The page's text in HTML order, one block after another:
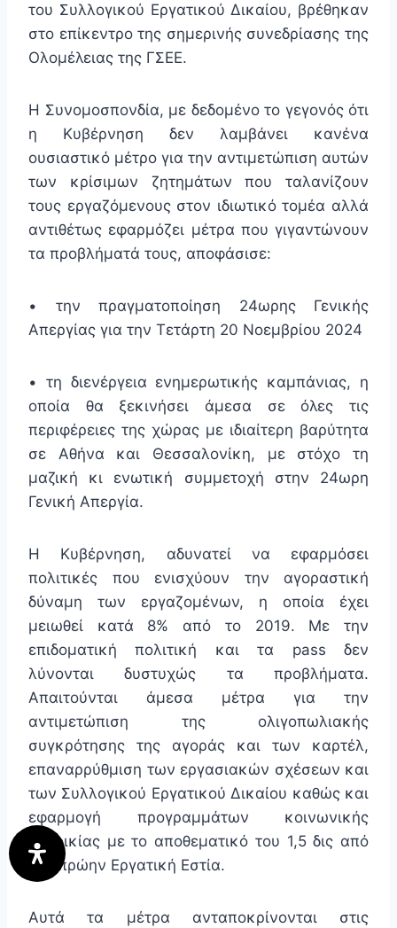
του Συλλογικού Εργατικού Δικαίου, βρέθηκαν
στο επίκεντρο της σημερινής συνεδρίασης της
Ολομέλειας της ΓΣΕΕ.
Η Συνομοσπονδία, με δεδομένο το γεγονός ότι
η Κυβέρνηση δεν λαμβάνει κανένα
ουσιαστικό μέτρο για την αντιμετώπιση αυτών
των κρίσιμων ζητημάτων που ταλανίζουν
τους εργαζόμενους στον ιδιωτικό τομέα αλλά
αντιθέτως εφαρμόζει μέτρα που γιγαντώνουν
τα προβλήματά τους, αποφάσισε:
• την πραγματοποίηση 24ωρης Γενικής
Απεργίας για την Τετάρτη 20 Νοεμβρίου 2024
• τη διενέργεια ενημερωτικής καμπάνιας, η
οποία θα ξεκινήσει άμεσα σε όλες τις
περιφέρειες της χώρας με ιδιαίτερη βαρύτητα
σε Αθήνα και Θεσσαλονίκη, με στόχο τη
μαζική κι ενωτική συμμετοχή στην 24ωρη
Γενική Απεργία.
Η Κυβέρνηση, αδυνατεί να εφαρμόσει
πολιτικές που ενισχύουν την αγοραστική
δύναμη των εργαζομένων, η οποία έχει
μειωθεί κατά 8% από το 2019. Με την
επιδοματική πολιτική και τα pass δεν
λύνονται δυστυχώς τα προβλήματα.
Απαιτούνται άμεσα μέτρα για την
αντιμετώπιση της ολιγοπωλιακής
συγκρότησης της αγοράς και των καρτέλ,
επαναρρύθμιση των εργασιακών σχέσεων και
των Συλλογικού Εργατικού Δικαίου καθώς και
εφαρμογή προγραμμάτων κοινωνικής
κατοικίας με το αποθεματικό του 1,5 δις από
την πρώην Εργατική Εστία.
Αυτά τα μέτρα ανταποκρίνονται στις